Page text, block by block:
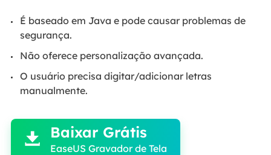
É baseado em Java e pode causar problemas de
segurança.
Não oferece personalização avançada.
O usuário precisa digitar/adicionar letras
manualmente.

 Baixar Grátis
EaseUS Gravador de Tela